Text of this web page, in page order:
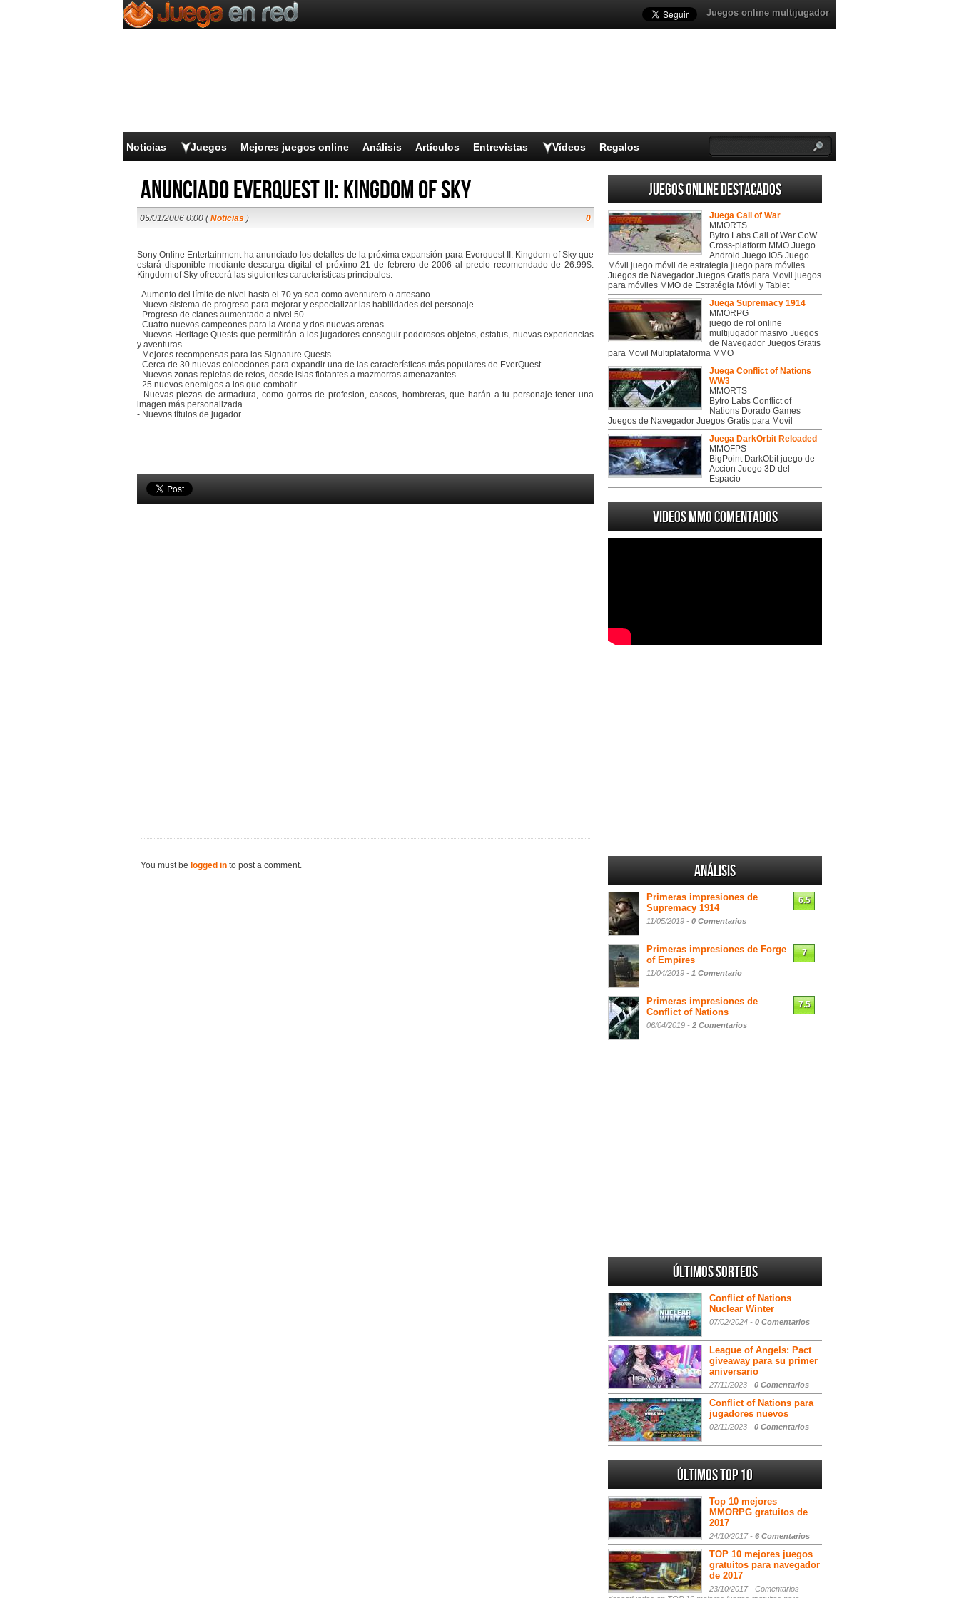
Juegos online multijugador
Noticias Juegos Mejores juegos online Análisis Artículos Entrevistas Vídeos Regalos
Anunciado Everquest II: Kingdom of Sky
05/01/2006 0:00 (Noticias ) 0
Sony Online Entertainment ha anunciado los detalles de la próxima expansión para Everquest II: Kingdom of Sky que
estará disponible mediante descarga digital el próximo 21 de febrero de 2006 al precio recomendado de 26.99$.
Kingdom of Sky ofrecerá las siguientes características principales:
- Aumento del límite de nivel hasta el 70 ya sea como aventurero o artesano.
- Nuevo sistema de progreso para mejorar y especializar las habilidades del personaje.
- Progreso de clanes aumentado a nivel 50.
- Cuatro nuevos campeones para la Arena y dos nuevas arenas.
- Nuevas Heritage Quests que permitirán a los jugadores conseguir poderosos objetos, estatus, nuevas experiencias
y aventuras.
- Mejores recompensas para las Signature Quests.
- Cerca de 30 nuevas colecciones para expandir una de las características más populares de EverQuest .
- Nuevas zonas repletas de retos, desde islas flotantes a mazmorras amenazantes.
- 25 nuevos enemigos a los que combatir.
- Nuevas piezas de armadura, como gorros de profesion, cascos, hombreras, que harán a tu personaje tener una
imagen más personalizada.
- Nuevos títulos de jugador.
You must be logged in to post a comment.
Juegos online destacados
Juega Call of War
MMORTS
Bytro Labs Call of War CoW
Cross-platform MMO Juego
Android Juego IOS Juego
Móvil juego móvil de estrategia juego para móviles
Juegos de Navegador Juegos Gratis para Movil juegos
para móviles MMO de Estratégia Móvil y Tablet
Juega Supremacy 1914
MMORPG
juego de rol online
multijugador masivo Juegos
de Navegador Juegos Gratis
para Movil Multiplataforma MMO
Juega Conflict of Nations
WW3
MMORTS
Bytro Labs Conflict of
Nations Dorado Games
Juegos de Navegador Juegos Gratis para Movil
Juega DarkOrbit Reloaded
MMOFPS
BigPoint DarkObit juego de
Accion Juego 3D del
Espacio
Videos MMO Comentados
Análisis
Primeras impresiones de
Supremacy 1914
11/05/2019 - 0 Comentarios
6.5
Primeras impresiones de Forge
of Empires
11/04/2019 - 1 Comentario
7
Primeras impresiones de
Conflict of Nations
06/04/2019 - 2 Comentarios
7.5
Últimos sorteos
Conflict of Nations
Nuclear Winter
07/02/2024 - 0 Comentarios
League of Angels: Pact
giveaway para su primer
aniversario
27/11/2023 - 0 Comentarios
Conflict of Nations para
jugadores nuevos
02/11/2023 - 0 Comentarios
Últimos Top 10
Top 10 mejores
MMORPG gratuitos de
2017
24/10/2017 - 6 Comentarios
TOP 10 mejores juegos
gratuitos para navegador
de 2017
23/10/2017 - Comentarios